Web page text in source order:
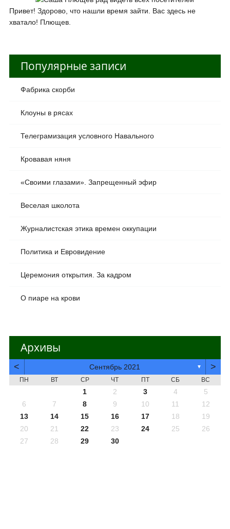
Привет! Здорово, что нашли время зайти. Вас здесь не
хватало! Плющев.
Популярные записи
Фабрика скорби
Клоуны в рясах
Телеграмизация условного Навального
Кровавая няня
«Своими глазами». Запрещенный эфир
Веселая школота
Журналистская этика времен оккупации
Политика и Евровидение
Церемония открытия. За кадром
О пиаре на крови
Архивы
< Сентябрь 2021 ▼ >
ПН ВТ СР ЧТ ПТ СБ ВС
1 2 3 4
5
6
7 8 9 10 11
12
13
14 15 16 17 18
19
20
21 22 23 24 25
26
27
28 29 30